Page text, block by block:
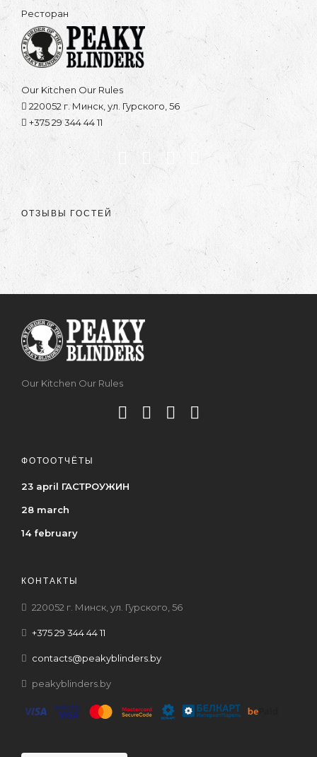
Ресторан
Our Kitchen Our Rules
220052 г. Минск, ул. Гурского, 56
+375 29 344 44 11
ОТЗЫВЫ ГОСТЕЙ
Our Kitchen Our Rules
ФОТООТЧЁТЫ
23 april ГАСТРОУЖИН
28 march
14 february
КОНТАКТЫ
220052 г. Минск, ул. Гурского, 56
+375 29 344 44 11
contacts@peakyblinders.by
peakyblinders.by